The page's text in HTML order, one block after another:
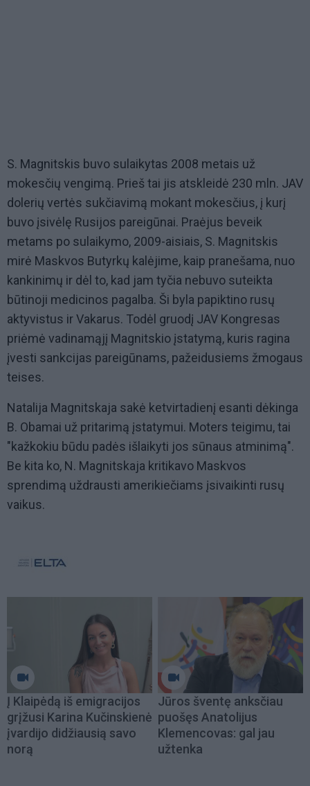
S. Magnitskis buvo sulaikytas 2008 metais už
mokesčių vengimą. Prieš tai jis atskleidė 230 mln. JAV
dolerių vertės sukčiavimą mokant mokesčius, į kurį
buvo įsivėlę Rusijos pareigūnai. Praėjus beveik
metams po sulaikymo, 2009-aisiais, S. Magnitskis
mirė Maskvos Butyrkų kalėjime, kaip pranešama, nuo
kankinimų ir dėl to, kad jam tyčia nebuvo suteikta
būtinoji medicinos pagalba. Ši byla papiktino rusų
aktyvistus ir Vakarus. Todėl gruodį JAV Kongresas
priėmė vadinamąjį Magnitskio įstatymą, kuris ragina
įvesti sankcijas pareigūnams, pažeidusiems žmogaus
teises.
Natalija Magnitskaja sakė ketvirtadienį esanti dėkinga
B. Obamai už pritarimą įstatymui. Moters teigimu, tai
"kažkokiu būdu padės išlaikyti jos sūnaus atminimą".
Be kita ko, N. Magnitskaja kritikavo Maskvos
sprendimą uždrausti amerikiečiams įsivaikinti rusų
vaikus.
Į Klaipėdą iš emigracijos
grįžusi Karina Kučinskienė
įvardijo didžiausią savo
norą
Jūros šventę anksčiau
puošęs Anatolijus
Klemencovas: gal jau
užtenka